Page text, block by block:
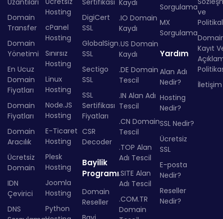
Uzantıları
Domain
Transfer
Domain
Yönetimi
En Ucuz
Domain
Fiyatları
Domain
Fiyatları
Domain
Aracılık
Ücretsiz
Domain
IDN
Çevirici
DNS
Hosting
cPanel
Hosting
Sınırsız
Hosting
Linux
Hosting
Node.JS
Hosting
E-Ticaret
Hosting
Plesk
Hosting
Joomla
Hosting
Python
Sertifikası
DigiCert
SSL
GlobalSign
SSL
Sectigo
SSL
SSL
Sertifikası
Fiyatları
CSR
Decoder
Bayilik
Programı
Domain
Reseller
Kaydı
.IO Domain
Kaydı
.US Domain
Kaydı
.DE Domain
Tescil
.IN Alan Adı
Tescil
.CN Domain
Tescil
.TOP Alan
Adı Tescil
.SITE Alan
Adı Tescil
.COM.TR
Domain
Sorgulama
MX
Sorgulama
Yardım
Alan Adı
Nedir?
Hosting
Nedir?
SSL Nedir?
Ücretsiz
SSL
E-posta
Nedir?
Reseller
Nedir?
ve
Kayıt
İletişim